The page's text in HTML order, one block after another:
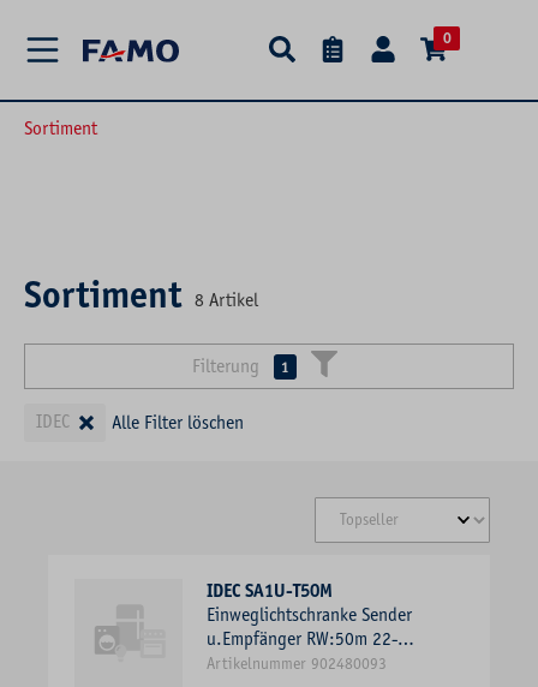
0
Sortiment
Sortiment 8 Artikel
Filterung 1
IDEC × Alle Filter löschen
IDEC SA1U-T50M
Einweglichtschranke Sender
u.Empfänger RW:50m 22-
264VAC 12-240VDC 1W 3A
Artikelnummer 902480093